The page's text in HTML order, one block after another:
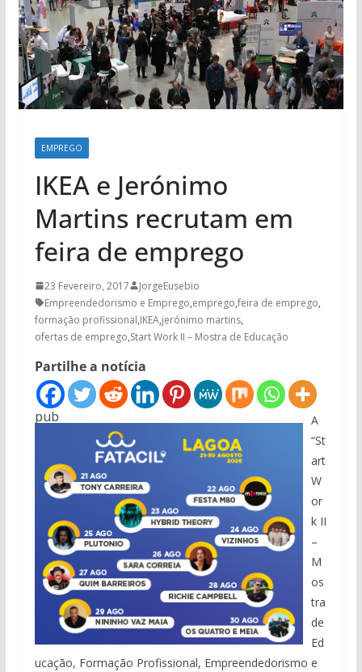
EMPREGO
IKEA e Jerónimo
Martins recrutam em
feira de emprego
23 Fevereiro, 2017
JorgeEusebio
Empreendedorismo e Emprego,emprego,feira de emprego,
formação profissional,IKEA,jerónimo martins,
ofertas de emprego,Start Work II – Mostra de Educação
Partilhe a notícia
pub
A
“St
art
W
or
k II
–
M
os
tra
de
Ed
ucação, Formação Profissional, Empreendedorismo e